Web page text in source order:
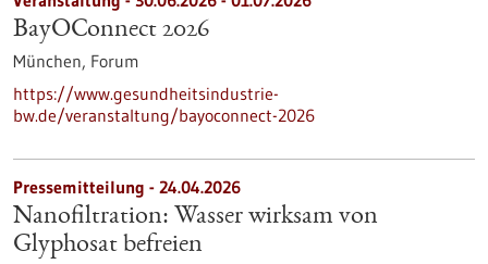
BayOConnect 2026
München, Forum
https://www.gesundheitsindustrie-
bw.de/veranstaltung/bayoconnect-2026
Pressemitteilung - 24.04.2026
Nanofiltration: Wasser wirksam von
Glyphosat befreien